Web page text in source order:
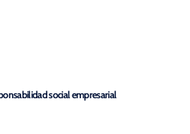
social empresarial